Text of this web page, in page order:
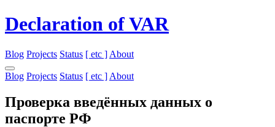
Declaration of VAR
Blog Projects Status [ etc ] About
Blog Projects Status [ etc ] About
Проверка введённых данных о
паспорте РФ